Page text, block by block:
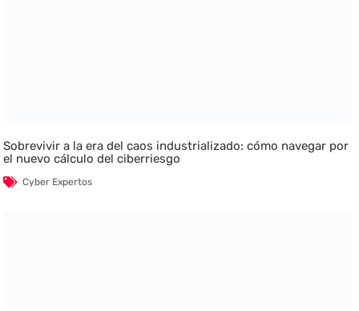
Sobrevivir a la era del caos industrializado: cómo navegar por
el nuevo cálculo del ciberriesgo
Cyber Expertos